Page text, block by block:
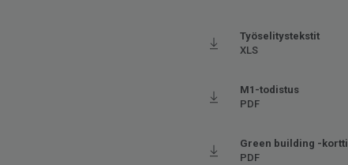
Työselitystekstit
XLS
M1-todistus
PDF
Green building -kortti
PDF